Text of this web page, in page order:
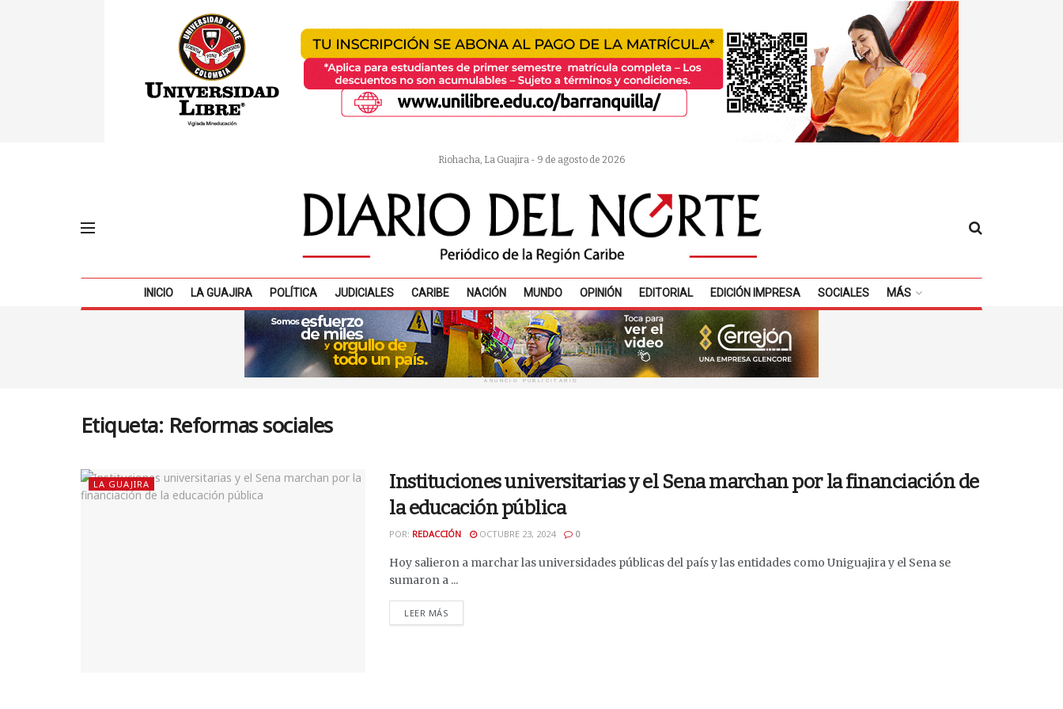
Riohacha, La Guajira - 9 de agosto de 2026
INICIO LA GUAJIRA POLÍTICA JUDICIALES CARIBE NACIÓN MUNDO OPINIÓN EDITORIAL EDICIÓN IMPRESA SOCIALES MÁS
ANUNCIO PUBLICITARIO
Etiqueta: Reformas sociales
LA GUAJIRA
Instituciones universitarias y el Sena marchan por la financiación de
la educación pública
POR: REDACCIÓN OCTUBRE 23, 2024 0
Hoy salieron a marchar las universidades públicas del país y las entidades como Uniguajira y el Sena se
sumaron a ...
LEER MÁS